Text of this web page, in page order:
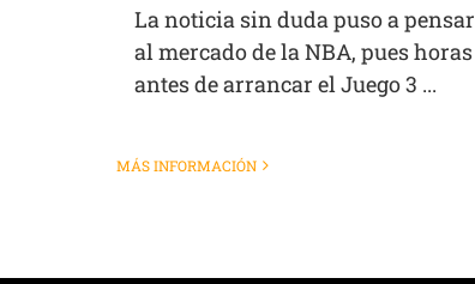
La noticia sin duda puso a pensar
al mercado de la NBA, pues horas
antes de arrancar el Juego 3 ...
MÁS INFORMACIÓN